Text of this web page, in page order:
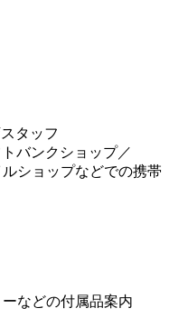
タッフ
バンクショップ／
ショップなどでの携帯
などの付属品案内